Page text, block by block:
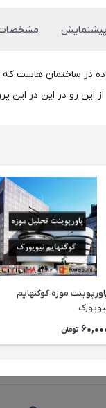
پیشنمایش
در ساختمان هاست
این رو در این در این
موزه گوگنهایم
تومان